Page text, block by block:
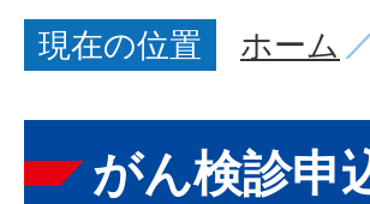
現在の位置 ホーム
がん検診申